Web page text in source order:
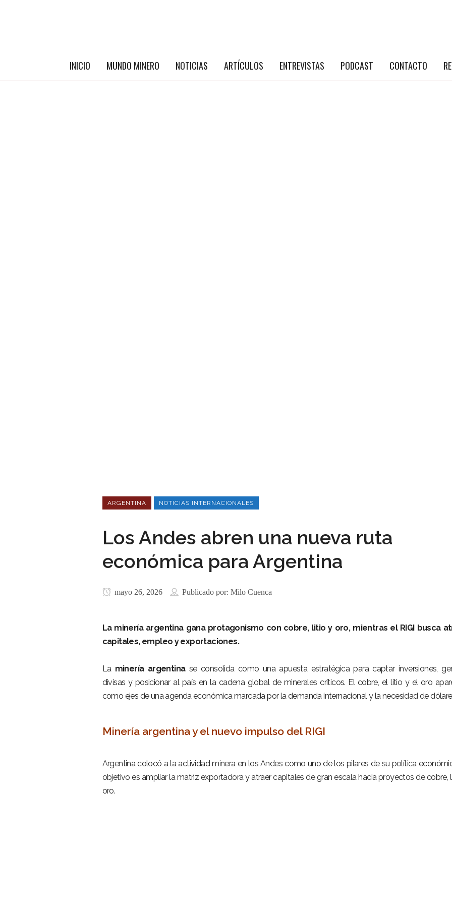
INICIO MUNDO MINERO NOTICIAS ARTÍCULOS ENTREVISTAS PODCAST CONTACTO
ARGENTINA NOTICIAS INTERNACIONALES
Los Andes abren una nueva ruta
económica para Argentina
mayo 26, 2026 Publicado por: Milo Cuenca
La minería argentina gana protagonismo con cobre, litio y oro, mientras el RIGI busca
capitales, empleo y exportaciones.
La minería argentinase consolida como una apuesta estratégica para captar inversiones,
divisas y posicionar al país en la cadena global de minerales críticos. El cobre, el litio y el oro
como ejes de una agenda económica marcada por la demanda internacional y la necesidad de
Minería argentina y el nuevo impulso del RIGI
Argentina colocó a la actividad minera en los Andes como uno de los pilares de su política
objetivo es ampliar la matriz exportadora y atraer capitales de gran escala hacia proyectos de cobre,
oro.